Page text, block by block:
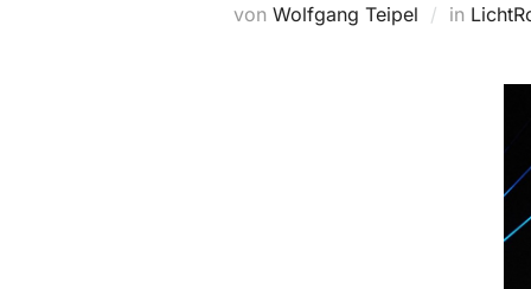
von Wolfgang Teipel in